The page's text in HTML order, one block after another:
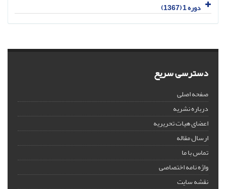
دوره 1 (1367)
دسترسی سریع
صفحه اصلی
درباره نشریه
اعضای هیات تحریریه
ارسال مقاله
تماس با ما
واژه نامه اختصاصی
نقشه سایت